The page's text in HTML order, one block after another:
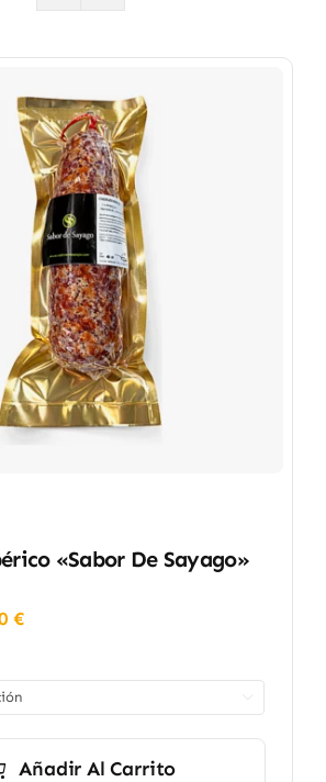
«Sabor De Sayago»
€Rango
desde
Añadir Al Carrito